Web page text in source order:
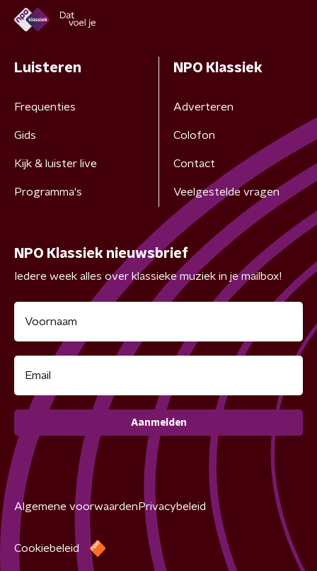
Luisteren
Frequenties
Gids
Kijk & luister live
Programma's
NPO Klassiek
Adverteren
Colofon
Contact
Veelgestelde vragen
NPO Klassiek nieuwsbrief
Iedere week alles over klassieke muziek in je mailbox!
Aanmelden
Algemene voorwaarden Privacybeleid
Cookiebeleid